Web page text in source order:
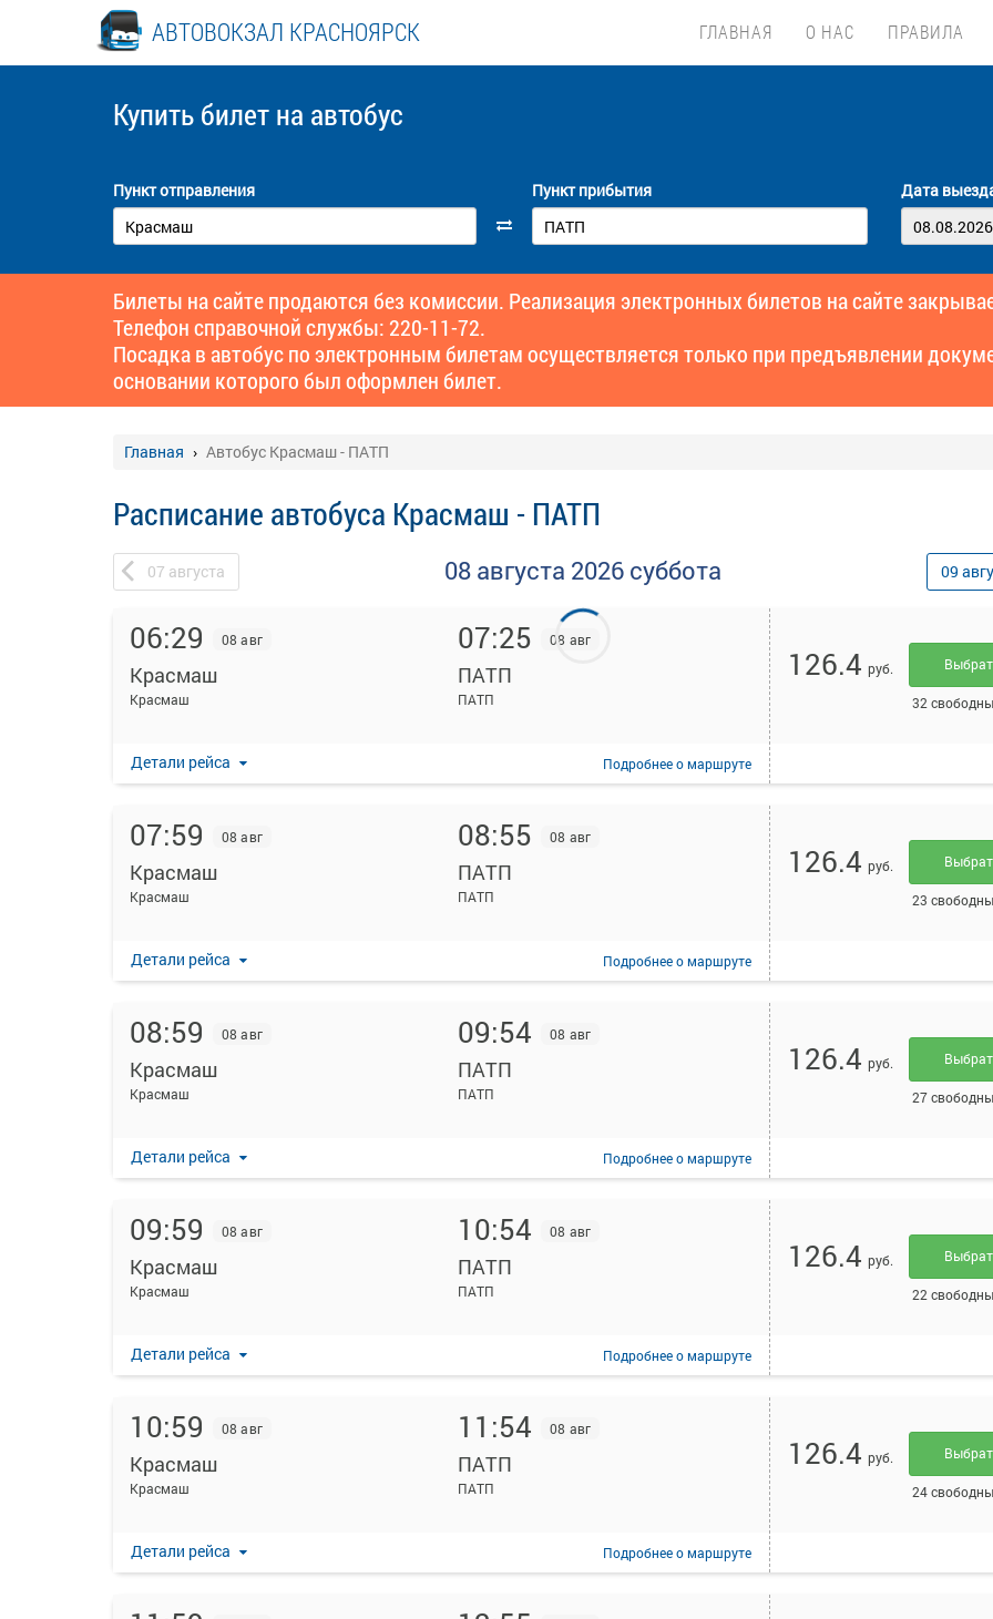
АВТОВОКЗАЛ КРАСНОЯРСК ГЛАВНАЯ О НАС ПРАВИЛА
Купить билет на автобус
Пункт отправления Пункт прибытия Дата
Билеты на сайте продаются без комиссии. Реализация электронных билетов на сайте
Телефон справочной службы: 220-11-72.
Посадка в автобус по электронным билетам осуществляется только при предъявлении
основании которого был оформлен билет.
Главная Автобус Красмаш - ПАТП
Расписание автобуса Красмаш - ПАТП
07 августа 08 августа 2026 суббота 09
06:29 08 авг
Красмаш
Красмаш
07:25 08 авг
ПАТП
ПАТП
Детали рейса Подробнеео маршруте
126.4 руб.
32
07:59 08 авг
Красмаш
Красмаш
08:55 08 авг
ПАТП
ПАТП
Детали рейса Подробнеео маршруте
126.4 руб.
23
08:59 08 авг
Красмаш
Красмаш
09:54 08 авг
ПАТП
ПАТП
Детали рейса Подробнеео маршруте
126.4 руб.
27
09:59 08 авг
Красмаш
Красмаш
10:54 08 авг
ПАТП
ПАТП
Детали рейса Подробнеео маршруте
126.4 руб.
22
10:59 08 авг
Красмаш
Красмаш
11:54 08 авг
ПАТП
ПАТП
Детали рейса Подробнеео маршруте
126.4 руб.
24